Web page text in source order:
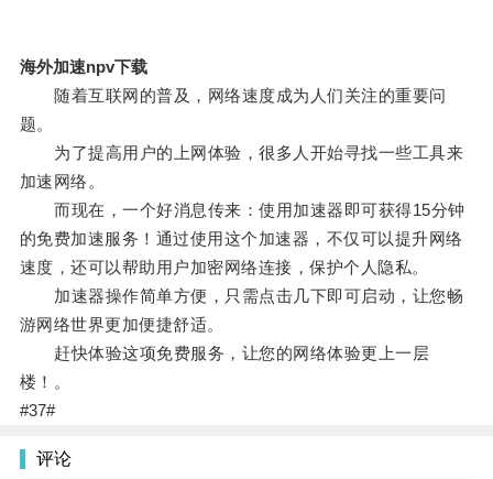
海外加速npv下载
随着互联网的普及，网络速度成为人们关注的重要问
题。
为了提高用户的上网体验，很多人开始寻找一些工具来
加速网络。
而现在，一个好消息传来：使用加速器即可获得15分钟
的免费加速服务！通过使用这个加速器，不仅可以提升网络
速度，还可以帮助用户加密网络连接，保护个人隐私。
加速器操作简单方便，只需点击几下即可启动，让您畅
游网络世界更加便捷舒适。
赶快体验这项免费服务，让您的网络体验更上一层
楼！。
#37#
评论